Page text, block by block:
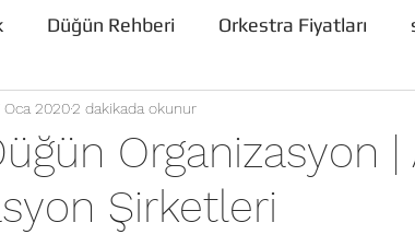
Düğün Rehberi Orkestra Fiyatları
Organizasyon |
Şirketleri
Oca 20202 dakikada okunur